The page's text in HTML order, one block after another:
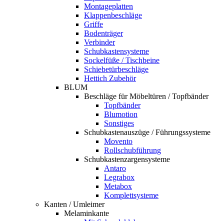
Montageplatten
Klappenbeschläge
Griffe
Bodenträger
Verbinder
Schubkastensysteme
Sockelfüße / Tischbeine
Schiebetürbeschläge
Hettich Zubehör
BLUM
Beschläge für Möbeltüren / Topfbänder
Topfbänder
Blumotion
Sonstiges
Schubkastenauszüge / Führungssysteme
Movento
Rollschubführung
Schubkastenzargensysteme
Antaro
Legrabox
Metabox
Komplettsysteme
Kanten / Umleimer
Melaminkante